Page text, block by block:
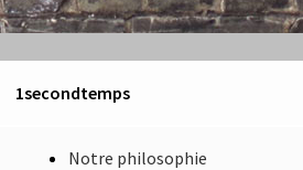
1secondtemps
Notre philosophie